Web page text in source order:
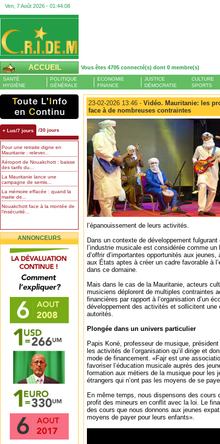
Ven, 7 Août 2026 - 01:44:09
ACCUEIL Vous êtes 4705 connecté(s) dont 0 membre(s)
SANTÉ
HYGIÈNE
POLITIQUE
GÉNÉRALE
ECONOMIE
FINANCE
JUSTICE
DÉMOCRATIE
CULTURE
SPORTS
+ Lus/7 jours /30 jours
Pour une retraite digne en
Mauritanie : relever...
Aéroport de Nouakchott : baisse
des tarifs du...
La Mauritanie lance une
campagne de semis...
La mémoire effacée : quand la
mairie de...
Nouakchott face à la montée de
l’insécurité...
ANNONCEURS
23-02-2026 13:46 - Vidéo. Mauritanie: les
face à de nombreuses contraintes
l’épanouissement de leurs activités.
Dans un contexte de développement fulgurant
l’industrie musicale est considérée comme
d’offrir d’importantes opportunités aux
aux États aptes à créer un cadre favorable à
dans ce domaine.
Mais dans le cas de la Mauritanie, acteurs
musiciens déplorent de multiples contraintes
financières par rapport à l’organisation d’un
développement des activités et sollicitent une
autorités.
Plongée dans un univers particulier
Papis Koné, professeur de musique,
les activités de l’organisation qu’il dirige et
mode de financement. «Fajr est une
favoriser l’éducation musicale auprès des
formation aux métiers de la musique pour les
étrangers qui n’ont pas les moyens de se
En même temps, nous dispensons des cours
profit des mineurs en conflit avec la loi. Le
des cours que nous donnons aux jeunes
moyens de payer pour leurs enfants».